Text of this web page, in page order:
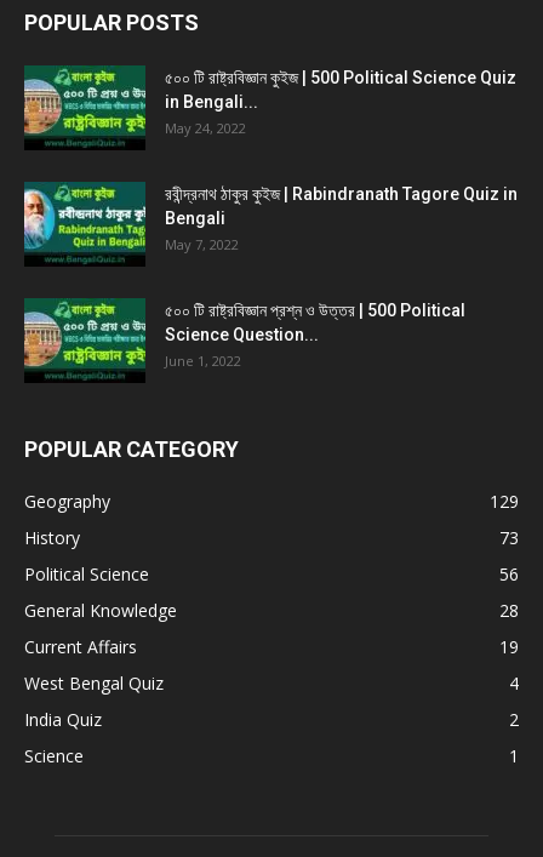
POPULAR POSTS
৫০০ টি রাষ্ট্রবিজ্ঞান কুইজ | 500 Political Science Quiz
in Bengali...
May 24, 2022
রবীন্দ্রনাথ ঠাকুর কুইজ | Rabindranath Tagore Quiz in
Bengali
May 7, 2022
৫০০ টি রাষ্ট্রবিজ্ঞান প্রশ্ন ও উত্তর | 500 Political
Science Question...
June 1, 2022
POPULAR CATEGORY
Geography
129
History
73
Political Science
56
General Knowledge
28
Current Affairs
19
West Bengal Quiz
4
India Quiz
2
Science
1